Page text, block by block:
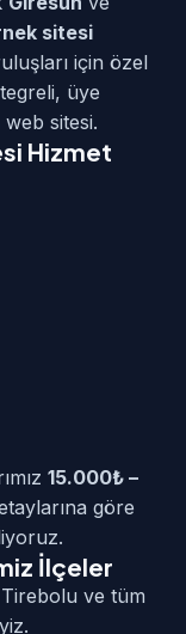
sitesi
için özel
üye
sitesi.
Hizmet
15.000₺ –
göre
İlçeler
ve tüm